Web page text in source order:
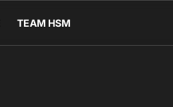
TEAM HSM